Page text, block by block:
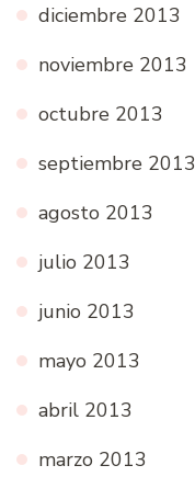
diciembre 2013
noviembre 2013
octubre 2013
septiembre 2013
agosto 2013
julio 2013
junio 2013
mayo 2013
abril 2013
marzo 2013